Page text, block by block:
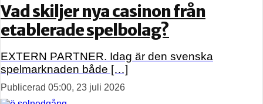
Vad skiljer nya casinon från
etablerade spelbolag?
EXTERN PARTNER. Idag är den svenska
spelmarknaden både […]
Publicerad 05:00, 23 juli 2026